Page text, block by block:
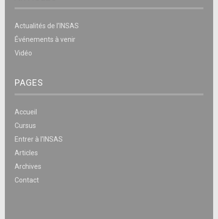
Actualités de l’INSAS
Événements à venir
Vidéo
PAGES
Accueil
Cursus
Entrer à l’INSAS
Articles
Archives
Contact